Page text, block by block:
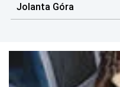
Jolanta Góra